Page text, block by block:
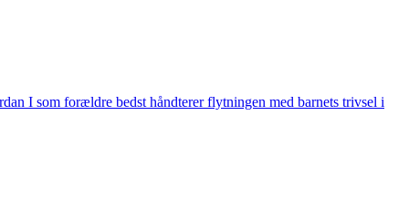
I som forældre bedst håndterer flytningen med barnets trivsel i